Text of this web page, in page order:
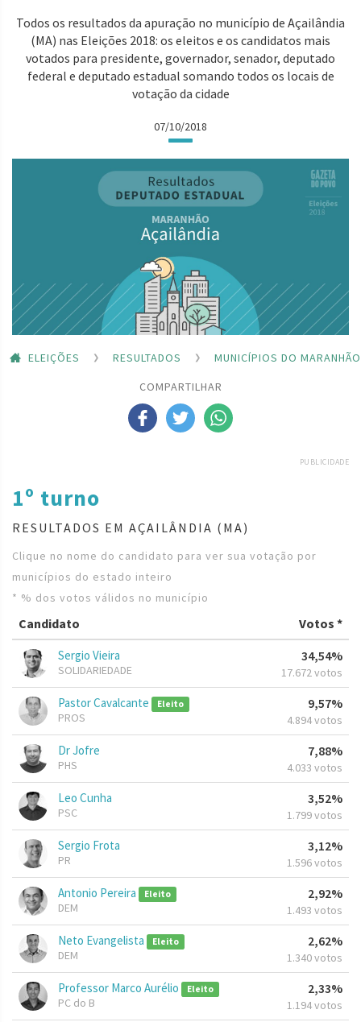
Todos os resultados da apuração no município de Açailândia
(MA) nas Eleições 2018: os eleitos e os candidatos mais
votados para presidente, governador, senador, deputado
federal e deputado estadual somando todos os locais de
votação da cidade
07/10/2018
ELEIÇÕES RESULTADOS
MUNICÍPIOS DO MARANHÃO
COMPARTILHAR
PUBLICIDADE
1º turno
RESULTADOS EM AÇAILÂNDIA (MA)
Clique no nome do candidato para ver sua votação por
municípios do estado inteiro
* % dos votos válidos no município
Candidato Votos *
Sergio Vieira
SOLIDARIEDADE
34,54%
17.672 votos
Pastor Cavalcante Eleito
PROS
9,57%
4.894 votos
Dr Jofre
PHS
7,88%
4.033 votos
Leo Cunha
PSC
3,52%
1.799 votos
Sergio Frota
PR
3,12%
1.596 votos
Antonio Pereira Eleito
DEM
2,92%
1.493 votos
Neto Evangelista Eleito
DEM
2,62%
1.340 votos
Professor Marco Aurélio Eleito
PC do B
2,33%
1.194 votos